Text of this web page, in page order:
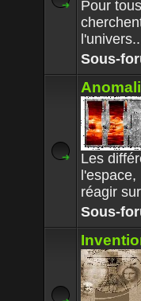
Pour
Sous-
Les
réagir
Sous-